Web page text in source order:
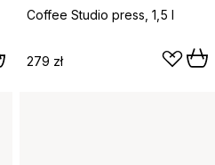
Coffee Studio press, 1,5 l
279 zł